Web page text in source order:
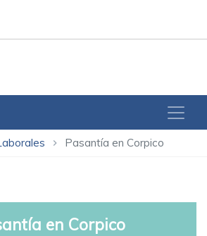
chevron_right Pasantía en Corpico
en Corpico